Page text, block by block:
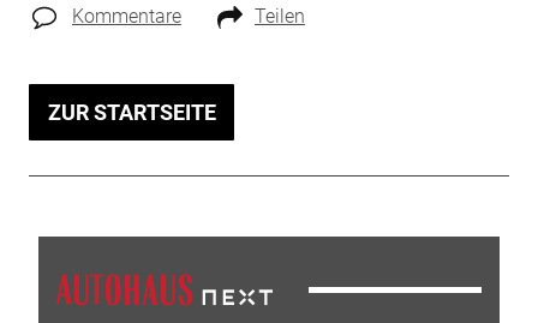
Kommentare Teilen
ZUR STARTSEITE